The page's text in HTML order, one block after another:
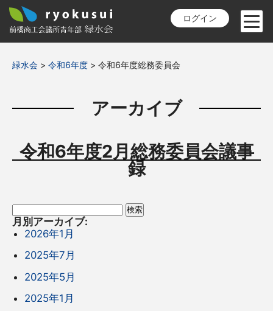
ログイン
緑水会 > 令和6年度 > 令和6年度総務委員会
アーカイブ
令和6年度2月総務委員会議事
録
検
索:
月別アーカイブ:
2026年1月
2025年7月
2025年5月
2025年1月